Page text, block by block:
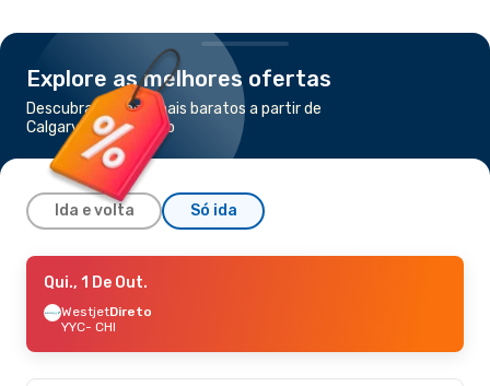
Explore as melhores ofertas
Descubra os voos mais baratos a partir de
Calgary para Chicago
Ida e volta Só ida
Qui., 3 De Set.
WestjetDireto
YYC- CHI
CHI- YYC
Qui., 1 De Out.
WestjetDireto
YYC- CHI